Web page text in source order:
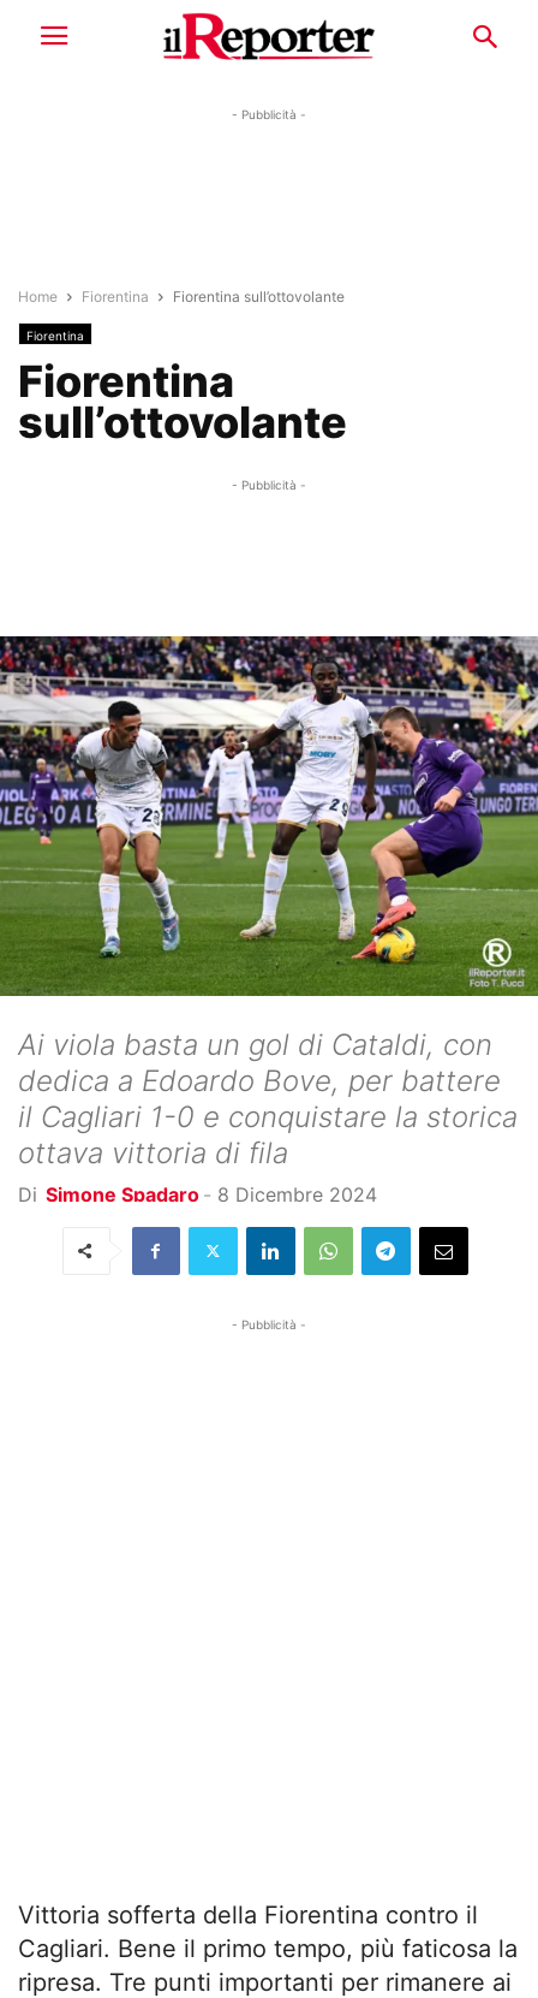
- Pubblicità -
Home Fiorentina Fiorentina sull’ottovolante
Fiorentina
Fiorentina
sull’ottovolante
- Pubblicità -
Ai viola basta un gol di Cataldi, con
dedica a Edoardo Bove, per battere
il Cagliari 1-0 e conquistare la storica
ottava vittoria di fila
Di Simone Spadaro - 8 Dicembre 2024
- Pubblicità -
Vittoria sofferta della Fiorentina contro il
Cagliari. Bene il primo tempo, più faticosa la
ripresa. Tre punti importanti per rimanere ai